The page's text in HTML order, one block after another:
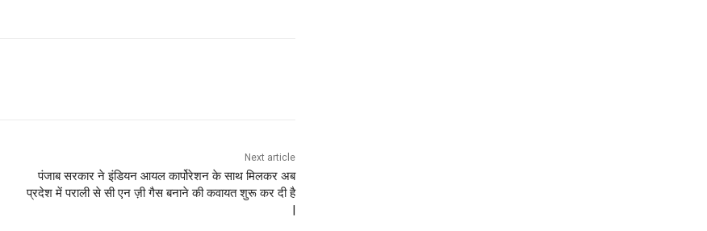
Next article
पंजाब सरकार ने इंडियन आयल कार्पोरेशन के साथ मिलकर अब
प्रदेश में पराली से सी एन ज़ी गैस बनाने की कवायत शुरू कर दी है
|